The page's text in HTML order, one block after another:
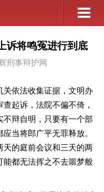
诉将鸣冤进行到底
刑事辩护网
关依法收集证据，文明办
起诉，法院不偏不倚，
辩自明，只要有一个部
当将郎广平无罪释放。
天的庭前会议和三天的两
能都无法挥之不去噩梦般